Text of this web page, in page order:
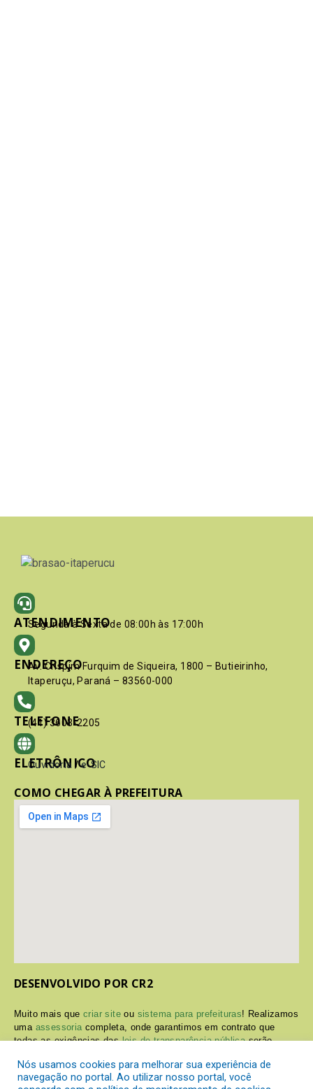
ATENDIMENTO
Segunda à Sexta de 08:00h às 17:00h
ENDEREÇO
Av. Crispim Furquim de Siqueira, 1800 – Butieirinho,
Itaperuçu, Paraná – 83560-000
TELEFONE
(41) 3603-2205
ELETRÔNICO
Ouvidoria / e-SIC
COMO CHEGAR À PREFEITURA
DESENVOLVIDO POR CR2
Muito mais quecriar site ou sistema para prefeituras! Realizamos
uma assessoria completa, onde garantimos em contrato que
todas as exigências dasleis de transparência públicaserão
Conheça oPNTPe oRadar da Transparência Pública
Nós usamos cookies para melhorar sua experiência de
navegação no portal. Ao utilizar nosso portal, você